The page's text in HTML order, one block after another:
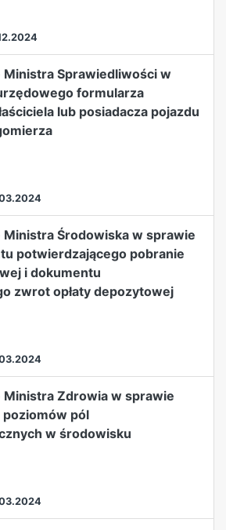
Ministra Sprawiedliwości w
formularza
lub posiadacza pojazdu
Ministra Środowiska w sprawie
potwierdzającego pobranie
i dokumentu
zwrot opłaty depozytowej
Ministra Zdrowia w sprawie
pól
w środowisku